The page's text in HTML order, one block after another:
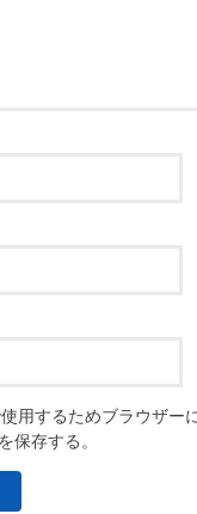
用するためブラウザー
保存する。